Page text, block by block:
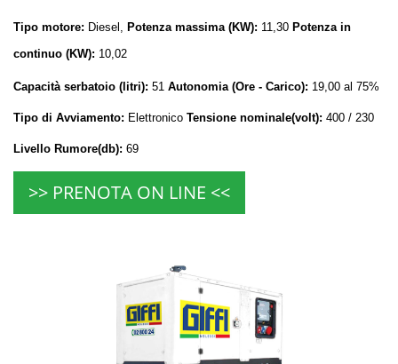
Tipo motore: Diesel, Potenza massima (KW): 11,30 Potenza in
continuo (KW): 10,02
Capacità serbatoio (litri): 51 Autonomia (Ore - Carico): 19,00 al 75%
Tipo di Avviamento: Elettronico Tensione nominale(volt): 400 / 230
Livello Rumore(db): 69
>> PRENOTA ON LINE <<